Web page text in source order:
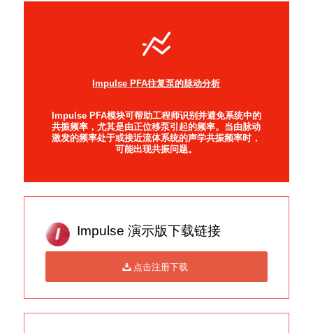
Impulse PFA往复泵的脉动分析
Impulse PFA模块可帮助工程师识别并避免系统中的
共振频率，尤其是由正位移泵引起的频率。当由脉动
激发的频率处于或接近流体系统的声学共振频率时，
可能出现共振问题。
Impulse 演示版下载链接
点击注册下载